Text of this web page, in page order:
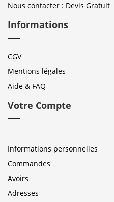
Nous contacter : Devis Gratuit
Informations
CGV
Mentions légales
Aide & FAQ
Votre Compte
Informations personnelles
Commandes
Avoirs
Adresses